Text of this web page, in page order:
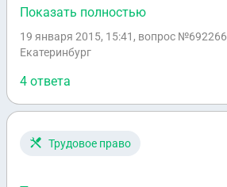
микрофинансовой организацией
звонить родственникам, а также
принудительного взыскания и
уже никто не будет, что делать и
оплатить нет?
Показать полностью
19 января 2015, 15:41 , вопрос
Екатеринбург
4 ответа
Трудовое право